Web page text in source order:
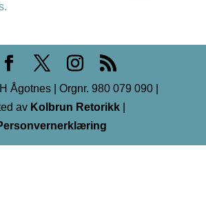
Ågotnes | Orgnr. 980 079 090 |
avKolbrun Retorikk|